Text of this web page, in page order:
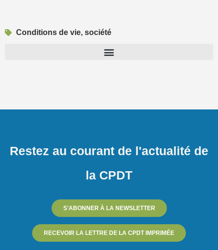
Conditions de vie, société
Restez au courant de l'actualité de
la CPDT
S'ABONNER À LA NEWSLETTER
RECEVOIR LA LETTRE DE LA CPDT IMPRIMÉE